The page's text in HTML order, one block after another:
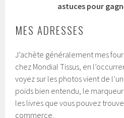
astuces pour
MES ADRESSES
J’achète généralement mes
chez Mondial Tissus, en
voyez sur les photos vient de
poids bien entendu, le
les livres que vous pouvez
commerce.